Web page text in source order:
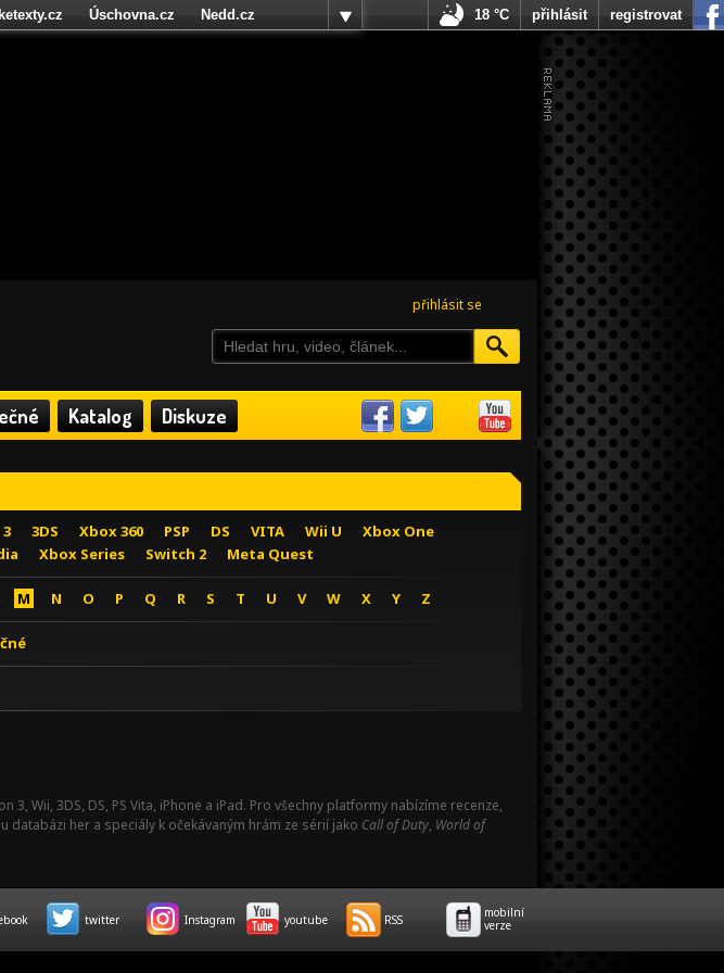
přihlásit se
Katalog Diskuze
3DS Xbox 360 PSP DS VITA Wii U
Xbox One
Xbox Series Switch 2 Meta Quest
M N O P Q R S T U V W X Y Z
3, Wii, 3DS, DS, PS Vita, iPhone a iPad. Pro všechny platformy nabízíme recenze,
her a speciály k očekávaným hrám ze sérií jako Call of Duty, World of
Úschovna.cz
Nedd.cz
18 °C přihlásit registrovat
twitter Instagram youtube RSS
mobilní
verze